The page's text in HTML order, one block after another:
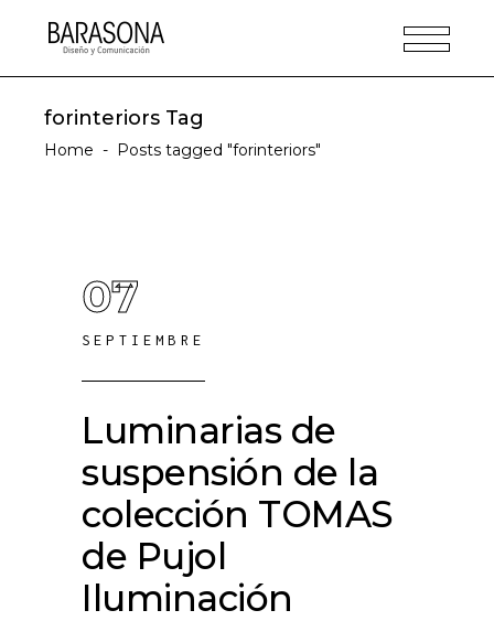
forinteriors Tag
Home - Posts tagged "forinteriors"
07
SEPTIEMBRE
Luminarias de
suspensión de la
colección TOMAS
de Pujol
Iluminación